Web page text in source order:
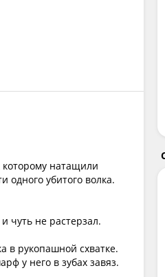
которому натащили
одного убитого волка.
чуть не растерзал.
в рукопашной схватке.
у него в зубах завяз.